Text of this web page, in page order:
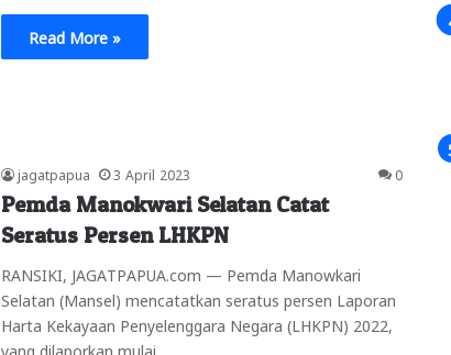
Read More »
jagatpapua 3 April 2023 0
Pemda Manokwari Selatan Catat
Seratus Persen LHKPN
RANSIKI, JAGATPAPUA.com — Pemda Manowkari
Selatan (Mansel) mencatatkan seratus persen Laporan
Harta Kekayaan Penyelenggara Negara (LHKPN) 2022,
yang dilaporkan mulai…